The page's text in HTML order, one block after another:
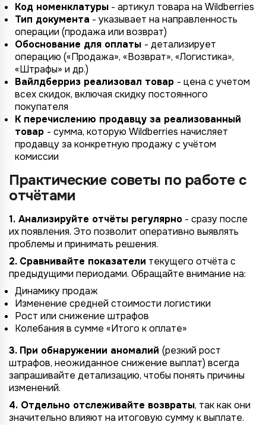
Код номенклатуры - артикул товара на Wildberries
Тип документа - указывает на направленность
операции (продажа или возврат)
Обоснование для оплаты - детализирует
операцию («Продажа», «Возврат», «Логистика»,
«Штрафы» и др.)
Вайлдберриз реализовал товар - цена с учетом
всех скидок, включая скидку постоянного
покупателя
К перечислению продавцу за реализованный
товар - сумма, которую Wildberries начисляет
продавцу за конкретную продажу с учётом
комиссии
Практические советы по работе с
отчётами
1. Анализируйте отчёты регулярно - сразу после
их появления. Это позволит оперативно выявлять
проблемы и принимать решения.
2. Сравнивайте показатели текущего отчёта с
предыдущими периодами. Обращайте внимание на:
Динамику продаж
Изменение средней стоимости логистики
Рост или снижение штрафов
Колебания в сумме «Итого к оплате»
3. При обнаружении аномалий (резкий рост
штрафов, неожиданное снижение выплат) всегда
запрашивайте детализацию, чтобы понять причины
изменений.
4. Отдельно отслеживайте возвраты, так как они
значительно влияют на итоговую сумму к выплате.